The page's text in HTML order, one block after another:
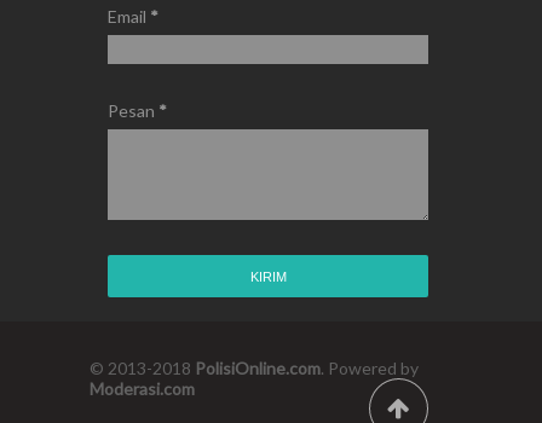
Email *
Pesan *
© 2013-2018 PolisiOnline.com. Powered by
Moderasi.com